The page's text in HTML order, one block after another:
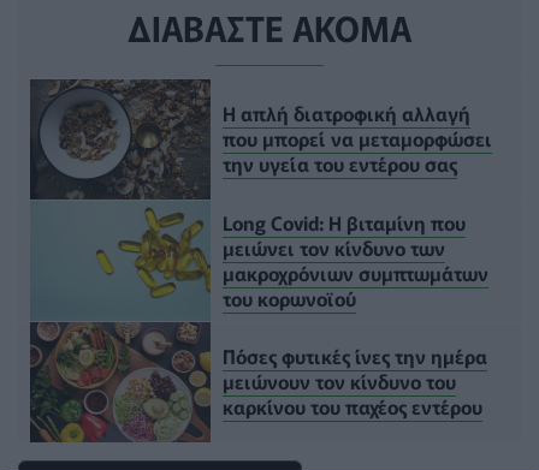
ΔΙΑΒΑΣΤΕ ΑΚΟΜΑ
Η απλή διατροφική αλλαγή
που μπορεί να μεταμορφώσει
την υγεία του εντέρου σας
Long Covid: Η βιταμίνη που
μειώνει τον κίνδυνο των
μακροχρόνιων συμπτωμάτων
του κορωνοϊού
Πόσες φυτικές ίνες την ημέρα
μειώνουν τον κίνδυνο του
καρκίνου του παχέος εντέρου